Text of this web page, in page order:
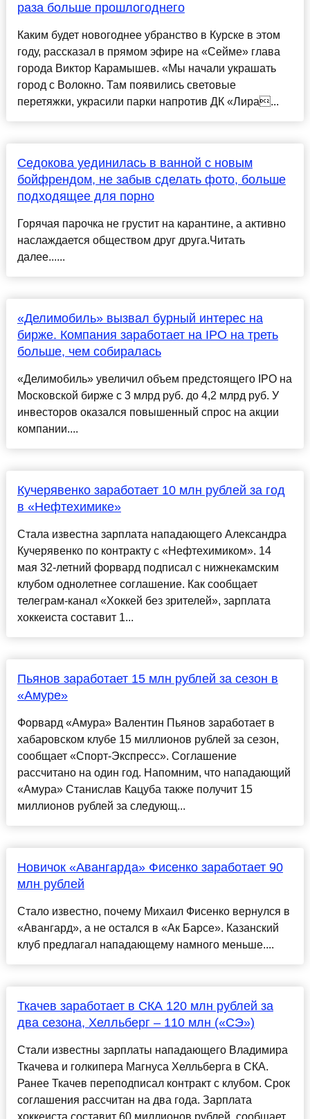
раза больше прошлогоднего
Каким будет новогоднее убранство в Курске в этом
году, рассказал в прямом эфире на «Сейме» глава
города Виктор Карамышев. «Мы начали украшать
город с Волокно. Там появились световые
перетяжки, украсили парки напротив ДК «Лира...
Седокова уединилась в ванной с новым
бойфрендом, не забыв сделать фото, больше
подходящее для порно
Горячая парочка не грустит на карантине, а активно
наслаждается обществом друг друга.Читать
далее......
«Делимобиль» вызвал бурный интерес на
бирже. Компания заработает на IPO на треть
больше, чем собиралась
«Делимобиль» увеличил объем предстоящего IPO на
Московской бирже с 3 млрд руб. до 4,2 млрд руб. У
инвесторов оказался повышенный спрос на акции
компании....
Кучерявенко заработает 10 млн рублей за год
в «Нефтехимике»
Стала известна зарплата нападающего Александра
Кучерявенко по контракту с «Нефтехимиком». 14
мая 32-летний форвард подписал с нижнекамским
клубом однолетнее соглашение. Как сообщает
телеграм-канал «Хоккей без зрителей», зарплата
хоккеиста составит 1...
Пьянов заработает 15 млн рублей за сезон в
«Амуре»
Форвард «Амура» Валентин Пьянов заработает в
хабаровском клубе 15 миллионов рублей за сезон,
сообщает «Спорт-Экспресс». Соглашение
рассчитано на один год. Напомним, что нападающий
«Амура» Станислав Кацуба также получит 15
миллионов рублей за следующ...
Новичок «Авангарда» Фисенко заработает 90
млн рублей
Стало известно, почему Михаил Фисенко вернулся в
«Авангард», а не остался в «Ак Барсе». Казанский
клуб предлагал нападающему намного меньше....
Ткачев заработает в СКА 120 млн рублей за
два сезона, Хелльберг – 110 млн («СЭ»)
Стали известны зарплаты нападающего Владимира
Ткачева и голкипера Магнуса Хелльберга в СКА.
Ранее Ткачев переподписал контракт с клубом. Срок
соглашения рассчитан на два года. Зарплата